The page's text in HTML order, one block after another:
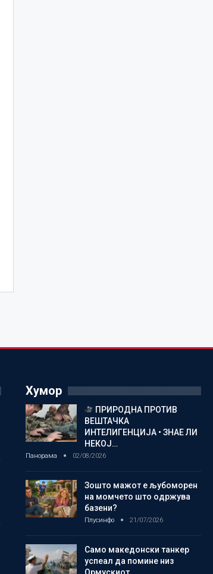
Хумор
ПРИРОДНА ПРОТИВ
ВЕШТАЧКА
ИНТЕЛИГЕНЦИЈА • ЗНАЕ ЛИ
НЕКОЈ…
Панорама 02/08/2026
Зошто мажот е љубоморен
на момчето што одржува
базени?
Плусинфо 21/07/2026
Само македонски танкер
успеал да помине низ
Ормускиот…